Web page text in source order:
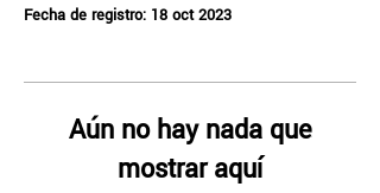
inezbarrera3
Fecha de registro: 18 oct 2023
Aún no hay nada que
mostrar aquí